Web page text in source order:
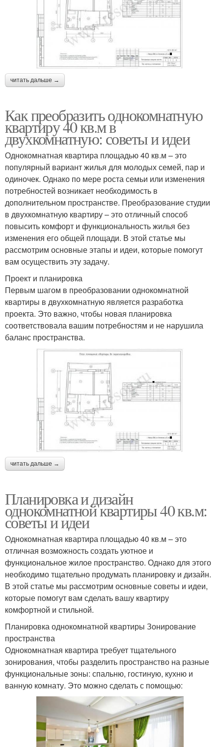
читать дальше →
Как преобразить однокомнатную
квартиру 40 кв.м в
двухкомнатную: советы и идеи
Однокомнатная квартира площадью 40 кв.м – это
популярный вариант жилья для молодых семей, пар и
одиночек. Однако по мере роста семьи или изменения
потребностей возникает необходимость в
дополнительном пространстве. Преобразование студии
в двухкомнатную квартиру – это отличный способ
повысить комфорт и функциональность жилья без
изменения его общей площади. В этой статье мы
рассмотрим основные этапы и идеи, которые помогут
вам осуществить эту задачу.
Проект и планировка
Первым шагом в преобразовании однокомнатной
квартиры в двухкомнатную является разработка
проекта. Это важно, чтобы новая планировка
соответствовала вашим потребностям и не нарушила
баланс пространства.
читать дальше →
Планировка и дизайн
однокомнатной квартиры 40 кв.м:
советы и идеи
Однокомнатная квартира площадью 40 кв.м – это
отличная возможность создать уютное и
функциональное жилое пространство. Однако для этого
необходимо тщательно продумать планировку и дизайн.
В этой статье мы рассмотрим основные советы и идеи,
которые помогут вам сделать вашу квартиру
комфортной и стильной.
Планировка однокомнатной квартиры Зонирование
пространства
Однокомнатная квартира требует тщательного
зонирования, чтобы разделить пространство на разные
функциональные зоны: спальню, гостиную, кухню и
ванную комнату. Это можно сделать с помощью: